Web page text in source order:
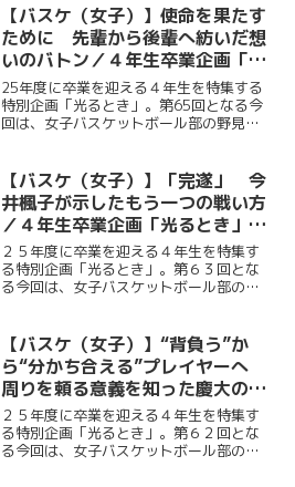
を喫したものの、最後まで慶應らしい泥
臭いバスケを貫き、４...
【バスケ（女子）】使命を果たす
ために 先輩から後輩へ紡いだ想
いのバトン／４年生卒業企画「光
るとき」 No.65・野見山洋実
25年度に卒業を迎える４年生を特集する
特別企画「光るとき」。第65回となる今
回は、女子バスケットボール部の野見山
使命があると感じていた。全てはチーム
のために――その思い...
【バスケ（女子）】「完遂」 今
井楓子が示したもう一つの戦い方
／４年生卒業企画「光るとき」
No.63・今井楓子
２５年度に卒業を迎える４年生を特集す
る特別企画「光るとき」。第６３回とな
る今回は、女子バスケットボール部の今
き”を貫いてたどり着いた、彼女なりのバ
スケの形とは＿＿。
【バスケ（女子）】“背負う”か
ら“分かち合える”プレイヤーへ
周りを頼る意義を知った慶大のエ
ース／４年生卒業企画「光ると
き」 No.62・河村さくら
２５年度に卒業を迎える４年生を特集す
る特別企画「光るとき」。第６２回とな
る今回は、女子バスケットボール部の河